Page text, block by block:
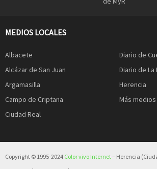
MEDIOS LOCALES
Albacete
Alcázar de San Juan
Argamasilla
Campo de Criptana
Ciudad Real
Diario de
Diario de La
Herencia
Más
Copyright © 1995-2024 Color vivo Internet– Herencia